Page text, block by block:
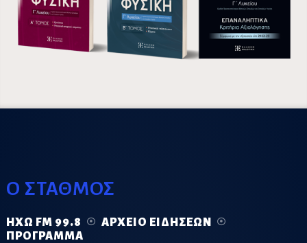
Ο ΣΤΑΘΜΟΣ
ΗΧΏ FM 99.8
ΑΡΧΕΊΟ ΕΙΔΉΣΕΩΝ
ΠΡΌΓΡΑΜΜΑ